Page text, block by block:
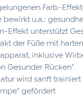
Farb-Effekt
u.a.:
Effekt unterstützt
der Füße mit
inklusive
Gesunder Rücken"
wird sanft
gefördert